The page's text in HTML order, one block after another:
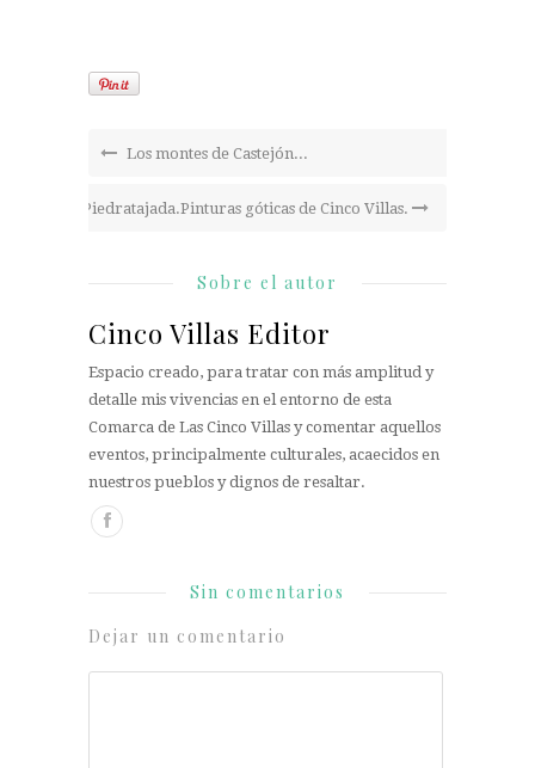
Los montes de Castejón...
Piedratajada.Pinturas góticas de Cinco Villas.
Sobre el autor
Cinco Villas Editor
Espacio creado, para tratar con más amplitud y
detalle mis vivencias en el entorno de esta
Comarca de Las Cinco Villas y comentar aquellos
eventos, principalmente culturales, acaecidos en
nuestros pueblos y dignos de resaltar.
Sin comentarios
Dejar un comentario